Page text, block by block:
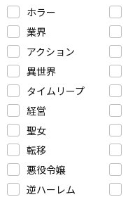
ホラー
業界
アクション
異世界
タイムリープ
経営
聖女
転移
悪役令嬢
逆ハーレム